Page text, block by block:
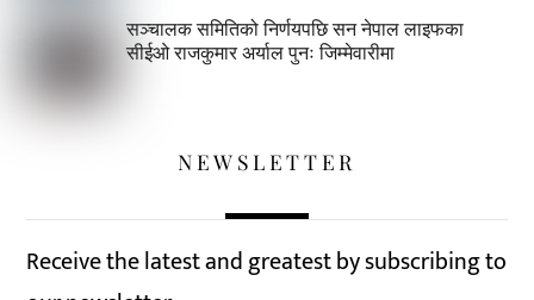
सञ्चालक समितिको निर्णयपछि सन नेपाल लाइफका
सीईओ राजकुमार अर्याल पुनः जिम्मेवारीमा
NEWSLETTER
Receive the latest and greatest by subscribing to